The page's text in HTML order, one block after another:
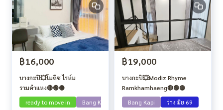
฿16,000
บางกะปิ💥โมดิซ ไรห์ม
รามคำแหง🔴🟢🟡
ready to move in
Bang Kapi
฿19,000
บางกะปิ💥Modiz Rhyme
Ramkhamhaeng🔴🟢🟡
Bang Kapi
ว่าง มิย 69